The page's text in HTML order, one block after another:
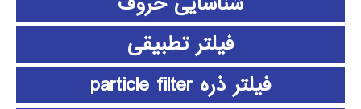
فیلتر تطبیقی
فیلتر ذره particle filter